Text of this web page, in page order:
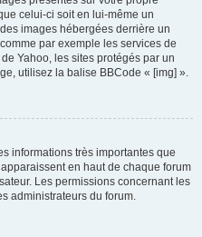
celui-ci soit en lui-même un
images hébergées derrière un
par exemple les services de
Yahoo, les sites protégés par un
utilisez la balise BBCode « [img] ».
informations très importantes que
en haut de chaque forum
Les permissions concernant les
administrateurs du forum.